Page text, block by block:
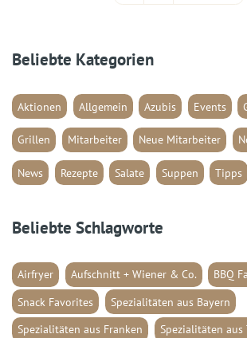
Beliebte Kategorien
Aktionen Allgemein Azubis Events
Grillen Mitarbeiter Neue Mitarbeiter
News Rezepte Salate Suppen Tipps
Beliebte Schlagworte
Airfryer Aufschnitt + Wiener & Co.
BBQ
Snack Favorites
Spezialitäten aus Bayern
Spezialitäten aus Franken
Spezialitäten